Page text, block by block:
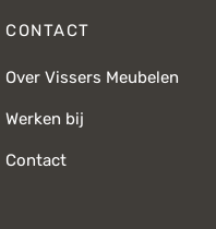
CONTACT
Over Vissers Meubelen
Werken bij
Contact